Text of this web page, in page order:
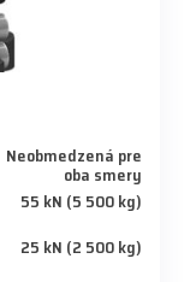
Neobmedzená pre
oba smery
55 kN (5 500 kg)
25 kN (2 500 kg)